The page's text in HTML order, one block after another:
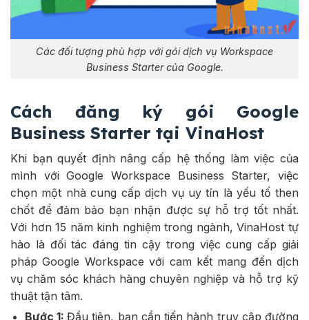
Các đối tượng phù hợp với gói dịch vụ Workspace
Business Starter của Google.
Cách đăng ký gói Google
Business Starter tại VinaHost
Khi bạn quyết định nâng cấp hệ thống làm việc của
mình với Google Workspace Business Starter, việc
chọn một nhà cung cấp dịch vụ uy tín là yếu tố then
chốt để đảm bảo bạn nhận được sự hỗ trợ tốt nhất.
Với hơn 15 năm kinh nghiệm trong ngành, VinaHost tự
hào là đối tác đáng tin cậy trong việc cung cấp giải
pháp Google Workspace với cam kết mang đến dịch
vụ chăm sóc khách hàng chuyên nghiệp và hỗ trợ kỹ
thuật tận tâm.
Bước 1:Đầu tiên, bạn cần tiến hành truy cập đường